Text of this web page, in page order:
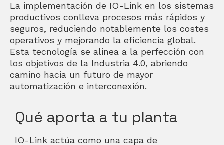
La implementación de IO-Link en los sistemas
productivos conlleva procesos más rápidos y
seguros, reduciendo notablemente los costes
operativos y mejorando la eficiencia global.
Esta tecnología se alinea a la perfección con
los objetivos de la Industria 4.0, abriendo
camino hacia un futuro de mayor
automatización e interconexión.
Qué aporta a tu planta
IO-Link actúa como una capa de